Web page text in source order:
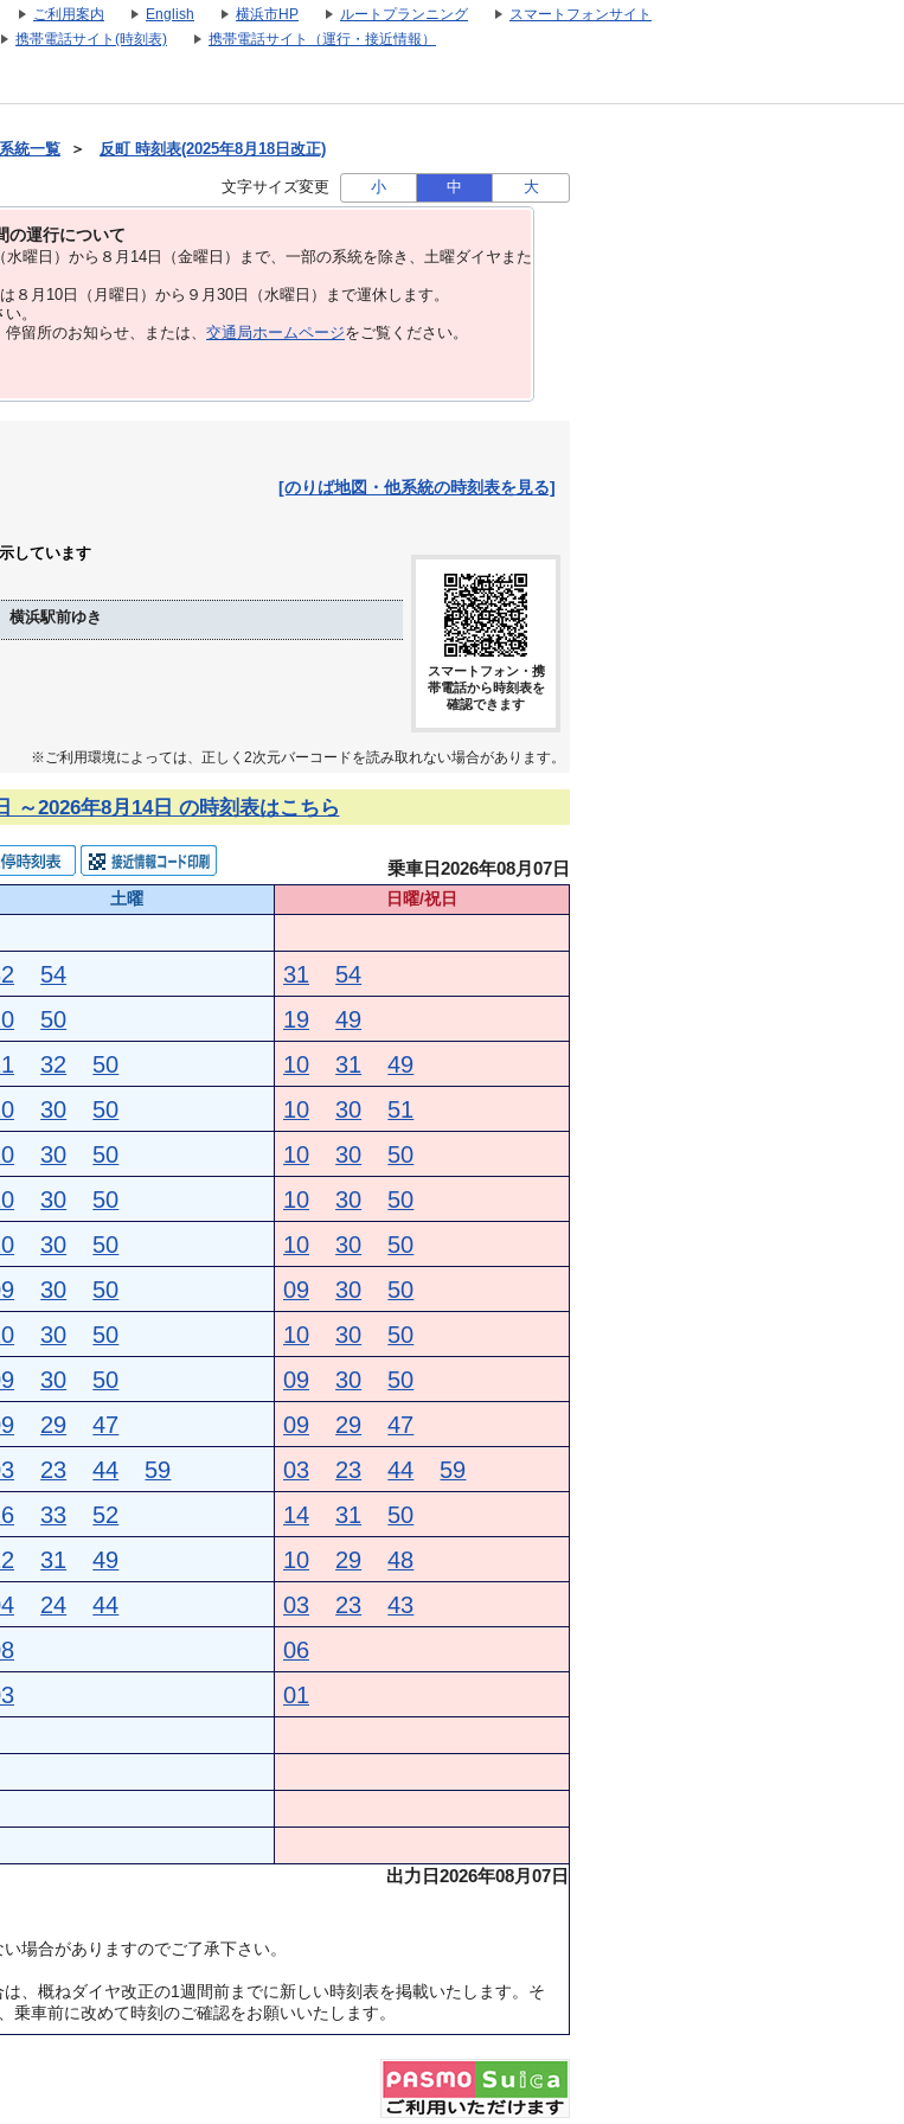
ご利用案内 English 横浜市HP ルートプランニング
スマートフォンサイト
携帯電話サイト(時刻表) 携帯電話サイト（運行・接近情報）
統一覧 ＞ 反町 時刻表(2025年8月18日改正)
文字サイズ変更 小 中 大
の運行について
曜日）から８⽉14⽇（金曜日）まで、⼀部の系統を除き、⼟曜ダイヤまた
月10日（月曜日）から９月30日（水曜日）まで運休します。
。
留所のお知らせ、または、 交通局ホームページをご覧ください。
[のりば地図・他系統の時刻表を見る]
しています
横浜駅前ゆき
スマートフォン・携
帯電話から時刻表を
確認できます
※ご利用環境によっては、正しく2次元バーコードを読み取れない場合があります。
～2026年8月14日 の時刻表はこちら
乗車日2026年08月07日
土曜
日曜/祝日
54 31 54
50 19 49
32 50 10 31 49
30 50 10 30 51
30 50 10 30 50
30 50 10 30 50
30 50 10 30 50
30 50 09 30 50
30 50 10 30 50
30 50 09 30 50
29 47 09 29 47
23 44 59 03 23 44 59
33 52 14 31 50
31 49 10 29 48
24 44 03 23 43
06
01
出力日2026年08月07日
合がありますのでご了承下さい。
、概ねダイヤ改正の1週間前までに新しい時刻表を掲載いたします。そ
車前に改めて時刻のご確認をお願いいたします。